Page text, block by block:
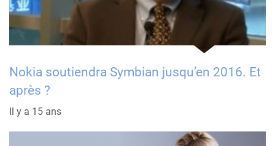
Nokia soutiendra Symbian jusqu’en 2016. Et
après ?
Il y a 15 ans